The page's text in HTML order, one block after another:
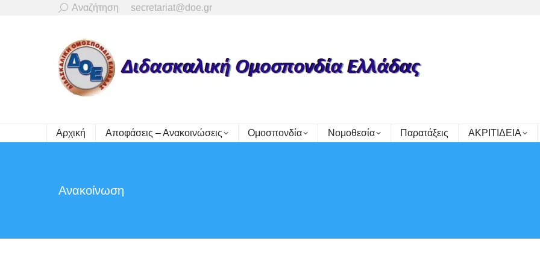
Search:
Αναζήτηση secretariat@doe.gr
Αρχική Αποφάσεις – Ανακοινώσεις Ομοσπονδία Νομοθεσία Παρατάξεις ΑΚΡΙΤΙΔΕΙΑ
Ανακοίνωση